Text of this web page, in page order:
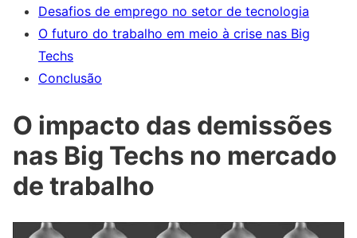
Desafios de emprego no setor de tecnologia
O futuro do trabalho em meio à crise nas Big
Techs
Conclusão
O impacto das demissões
nas Big Techs no mercado
de trabalho